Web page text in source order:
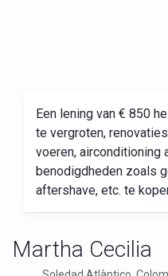
Een lening van € 850
te vergroten,
voeren, airconditioning
benodigdheden zoals
aftershave, etc. te
Martha Cecilia